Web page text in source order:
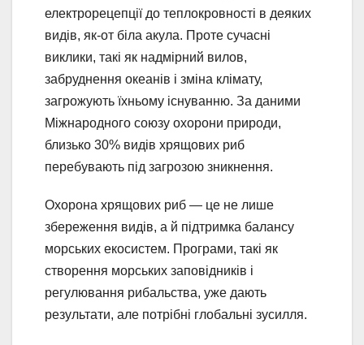
електрорецепції до теплокровності в деяких
видів, як-от біла акула. Проте сучасні
виклики, такі як надмірний вилов,
забруднення океанів і зміна клімату,
загрожують їхньому існуванню. За даними
Міжнародного союзу охорони природи,
близько 30% видів хрящових риб
перебувають під загрозою зникнення.
Охорона хрящових риб — це не лише
збереження видів, а й підтримка балансу
морських екосистем. Програми, такі як
створення морських заповідників і
регулювання рибальства, уже дають
результати, але потрібні глобальні зусилля.